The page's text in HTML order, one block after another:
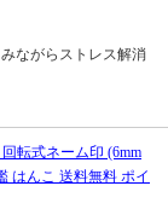
ながらストレス解消
転式ネーム印 (6mm
はんこ 送料無料 ポイ